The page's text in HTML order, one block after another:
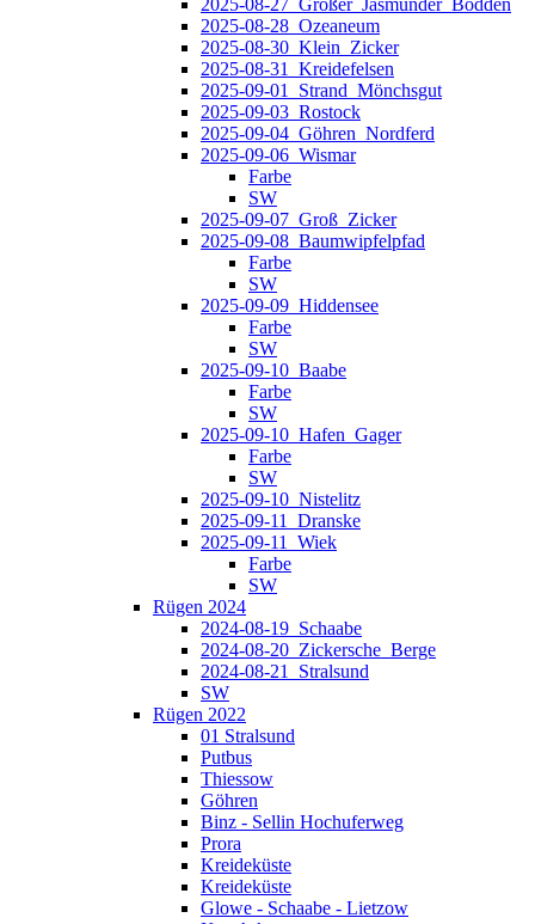
2025-08-27_Großer_Jasmunder_Bodden
2025-08-28_Ozeaneum
2025-08-30_Klein_Zicker
2025-08-31_Kreidefelsen
2025-09-01_Strand_Mönchsgut
2025-09-03_Rostock
2025-09-04_Göhren_Nordferd
2025-09-06_Wismar
Farbe
SW
2025-09-07_Groß_Zicker
2025-09-08_Baumwipfelpfad
Farbe
SW
2025-09-09_Hiddensee
Farbe
SW
2025-09-10_Baabe
Farbe
SW
2025-09-10_Hafen_Gager
Farbe
SW
2025-09-10_Nistelitz
2025-09-11_Dranske
2025-09-11_Wiek
Farbe
SW
Rügen 2024
2024-08-19_Schaabe
2024-08-20_Zickersche_Berge
2024-08-21_Stralsund
SW
Rügen 2022
01 Stralsund
Putbus
Thiessow
Göhren
Binz - Sellin Hochuferweg
Prora
Kreideküste
Kreideküste
Glowe - Schaabe - Lietzow